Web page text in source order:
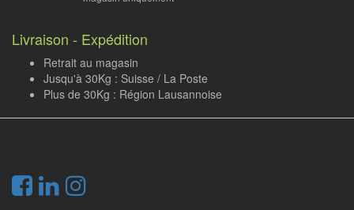
Livraison - Expédition
Retrait au magasin
Jusqu'à 30Kg : Suisse / La Poste
Plus de 30Kg : Région Lausannoise